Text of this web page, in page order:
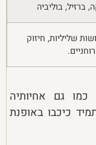
ברזיל, בוליביה
שליליות, חיזוק
כמו גם אחיותיה
כיכבו באופנת